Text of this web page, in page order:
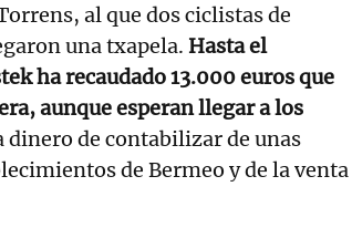
al que dos ciclistas de
una txapela. Hasta el
ha recaudado 13.000 euros que
aunque esperan llegar a los
dinero de contabilizar de unas
de Bermeo y de la venta